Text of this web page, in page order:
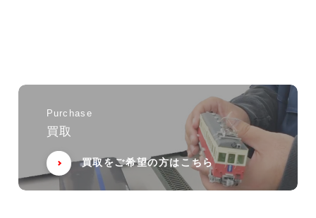
Purchase
買取
買取をご希望の方はこちら